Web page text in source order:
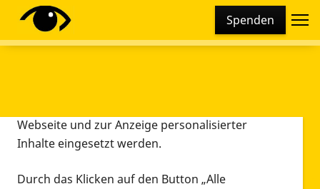
Spenden
Diese Webseite setzt verschiedene Cookies und
Tracking-Tools ein. Dies beinhaltet Cookies und
Webseite und zur Anzeige personalisierter
Inhalte eingesetzt werden.
Durch das Klicken auf den Button „Alle